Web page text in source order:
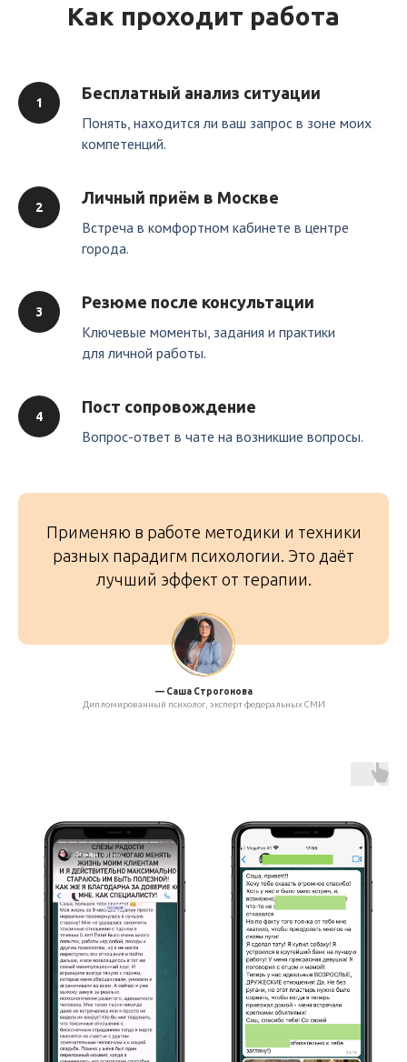
Как проходит работа
Бесплатный анализ ситуации
Понять, находится ли ваш запрос в зоне моих
компетенций.
Личный приём в Москве
Встреча в комфортном кабинете в центре
города.
Резюме после консультации
Ключевые моменты, задания и практики
для личной работы.
Пост сопровождение
Вопрос-ответ в чате на возникшие вопросы.
Применяю в работе методики и техники
разных парадигм психологии. Это даёт
лучший эффект от терапии.
— Саша Строгонова
Дипломированный психолог, эксперт федеральных СМИ